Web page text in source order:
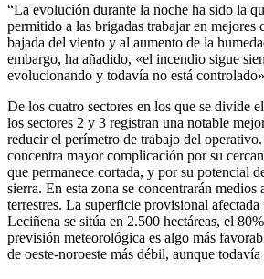
“La evolución durante la noche ha sido la
permitido a las brigadas trabajar en mejores
bajada del viento y al aumento de la
embargo, ha añadido, «el incendio sigue
evolucionando y todavía no está
De los cuatro sectores en los que se divide
los sectores 2 y 3 registran una notable
reducir el perímetro de trabajo del
concentra mayor complicación por su
que permanece cortada, y por su potencial
sierra. En esta zona se concentrarán medios
terrestres. La superficie provisional
Leciñena se sitúa en 2.500 hectáreas, el
previsión meteorológica es algo más
de oeste-noroeste más débil, aunque todavía